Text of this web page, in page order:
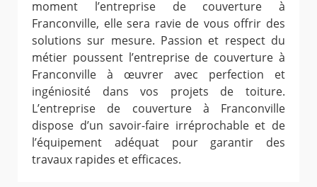
moment l’entreprise de couverture à
Franconville, elle sera ravie de vous offrir des
solutions sur mesure. Passion et respect du
métier poussent l’entreprise de couverture à
Franconville à œuvrer avec perfection et
ingéniosité dans vos projets de toiture.
L’entreprise de couverture à Franconville
dispose d’un savoir-faire irréprochable et de
l’équipement adéquat pour garantir des
travaux rapides et efficaces.